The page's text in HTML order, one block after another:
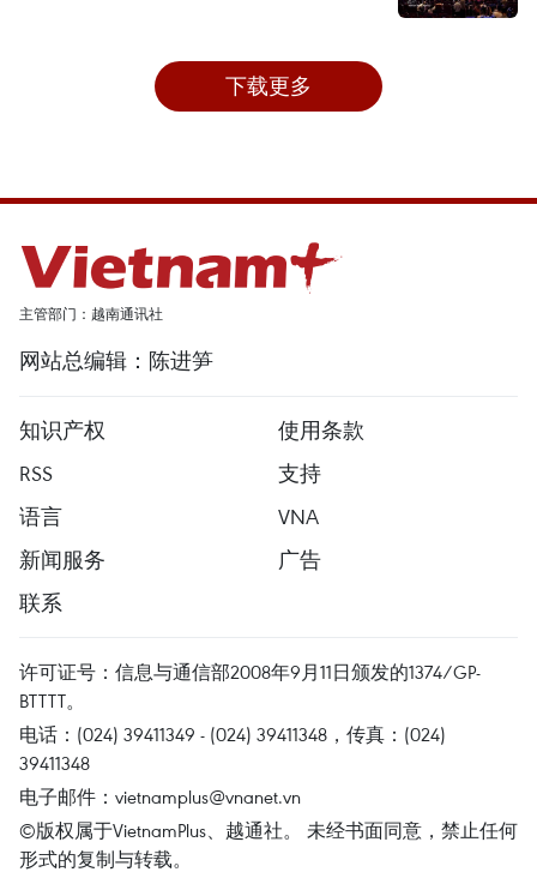
下载更多
主管部门：越南通讯社
网站总编辑：陈进笋
知识产权
使用条款
RSS
支持
语言
VNA
新闻服务
广告
联系
许可证号：信息与通信部2008年9月11日颁发的1374/GP-
BTTTT。
电话：(024) 39411349 - (024) 39411348，传真：(024)
39411348
电子邮件： vietnamplus@vnanet.vn
©版权属于VietnamPlus、越通社。 未经书面同意，禁止任何
形式的复制与转载。